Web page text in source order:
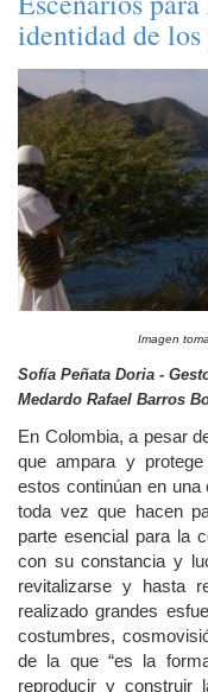
identidad de
Imagen
Sofía Peñata Doria -
Medardo Rafael Barros
En Colombia, a pesar
que ampara y
estos continúan en una
toda vez que hacen
parte esencial para la
con su constancia y
revitalizarse y hasta
realizado grandes
costumbres,
de la que “es la
reproducir y construir